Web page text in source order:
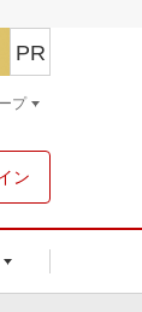
ン
PR
プ